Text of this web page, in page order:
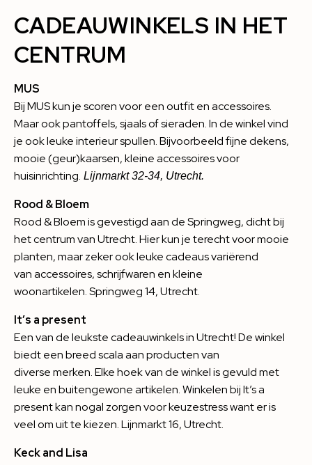
CADEAUWINKELS IN HET
CENTRUM
MUS
Bij MUS kun je scoren voor een outfit en accessoires.
Maar ook pantoffels, sjaals of sieraden. In de winkel vind
je ook leuke interieur spullen. Bijvoorbeeld fijne dekens,
mooie (geur)kaarsen, kleine accessoires voor
huisinrichting. Lijnmarkt 32-34, Utrecht.
Rood & Bloem
Rood & Bloemis gevestigd aan de Springweg, dicht bij
het centrum van Utrecht. Hier kun je terecht voor mooie
planten, maar zeker ook leuke cadeaus variërend
van accessoires, schrijfwaren en kleine
woonartikelen. Springweg 14, Utrecht.
It’s a present
Een van de leukste cadeauwinkels in Utrecht! De winkel
biedt een breed scala aan producten van
diverse merken. Elke hoek van de winkel is gevuld met
leuke en buitengewone artikelen. Winkelen bijIt’s a
presentkan nogal zorgen voor keuzestress want er is
veel om uit te kiezen. Lijnmarkt 16, Utrecht.
Keck and Lisa